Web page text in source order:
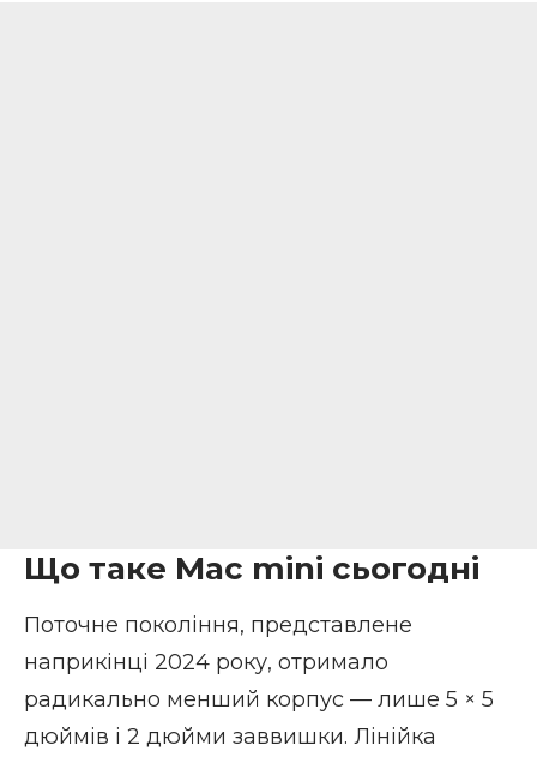
Що таке Mac mini сьогодні
Поточне покоління, представлене
наприкінці 2024 року, отримало
радикально менший корпус — лише 5 × 5
дюймів і 2 дюйми заввишки. Лінійка